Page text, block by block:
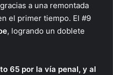
a una remontada
el primer tiempo. El #9
, logrando un doblete
65 por la vía penal, y al